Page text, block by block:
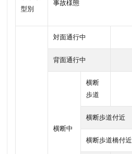
型別
事故様態
対面通行中
背面通行中
横断中
横断
歩道
横断歩道付近
横断歩道橋付近